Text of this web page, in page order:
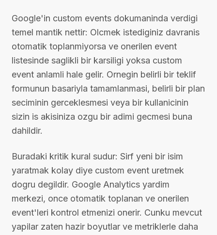
Google'in custom events dokumaninda verdigi
temel mantik nettir: Olcmek istediginiz davranis
otomatik toplanmiyorsa ve onerilen event
listesinde saglikli bir karsiligi yoksa custom
event anlamli hale gelir. Ornegin belirli bir teklif
formunun basariyla tamamlanmasi, belirli bir plan
seciminin gerceklesmesi veya bir kullanicinin
sizin is akisiniza ozgu bir adimi gecmesi buna
dahildir.
Buradaki kritik kural sudur: Sirf yeni bir isim
yaratmak kolay diye custom event uretmek
dogru degildir. Google Analytics yardim
merkezi, once otomatik toplanan ve onerilen
event'leri kontrol etmenizi onerir. Cunku mevcut
yapilar zaten hazir boyutlar ve metriklerle daha